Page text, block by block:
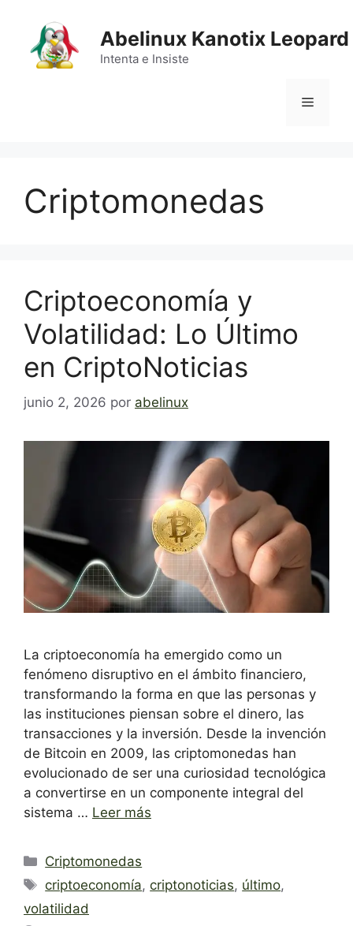
contenido
Abelinux Kanotix Leopard
Intenta e Insiste
Menú
Criptomonedas
Criptoeconomía y
Volatilidad: Lo Último
en CriptoNoticias
junio 2, 2026 por abelinux
La criptoeconomía ha emergido como un
fenómeno disruptivo en el ámbito financiero,
transformando la forma en que las personas y
las instituciones piensan sobre el dinero, las
transacciones y la inversión. Desde la invención
de Bitcoin en 2009, las criptomonedas han
evolucionado de ser una curiosidad tecnológica
a convertirse en un componente integral del
sistema … Leer más
Categorías
Criptomonedas
Etiquetas
criptoeconomía,criptonoticias, último,
volatilidad